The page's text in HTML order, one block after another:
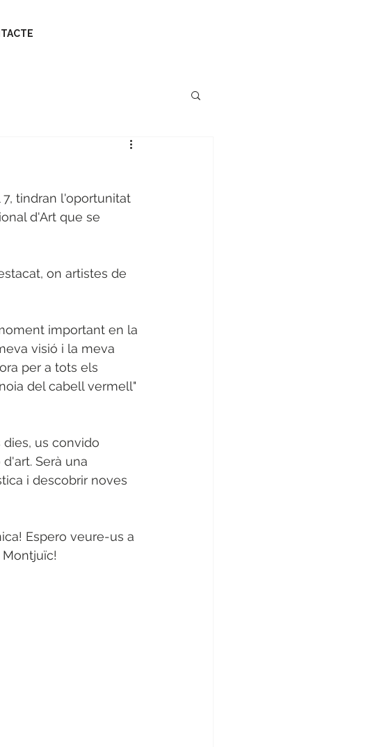
tindran l'oportunitat
d'Art que se
on artistes de
important en la
visió i la meva
per a tots els
del cabell vermell"
us convido
Serà una
i descobrir noves
Espero veure-us a